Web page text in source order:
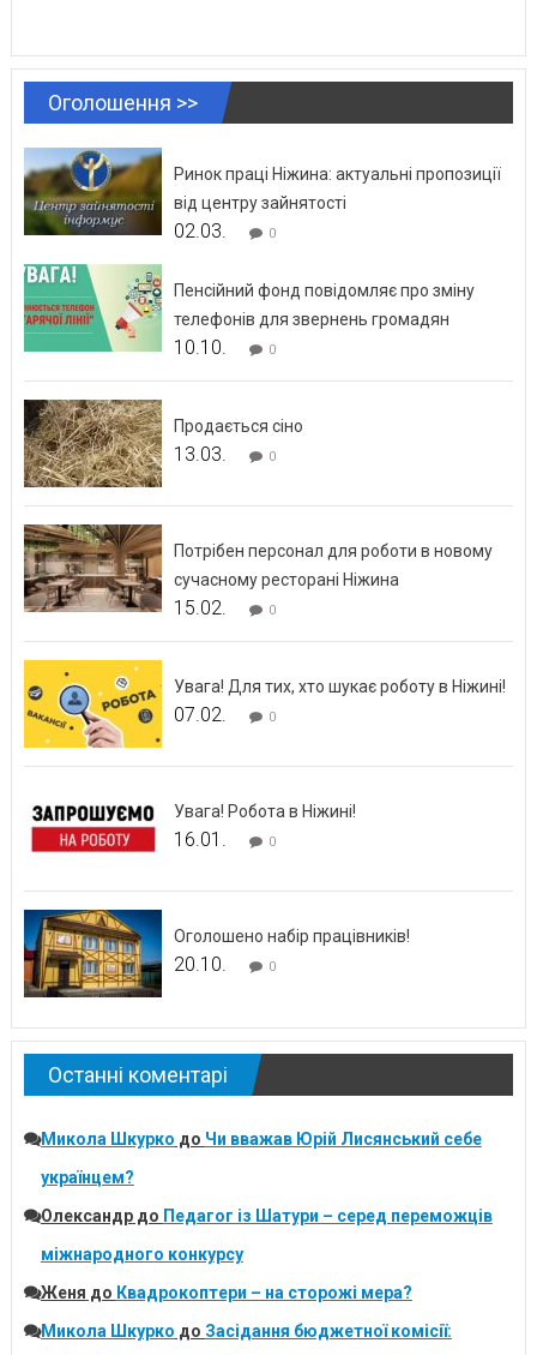
Оголошення >>
Ринок праці Ніжина: актуальні пропозиції
від центру зайнятості
02.03. 0
Пенсійний фонд повідомляє про зміну
телефонів для звернень громадян
10.10. 0
Продається сіно
13.03. 0
Потрібен персонал для роботи в новому
сучасному ресторані Ніжина
15.02. 0
Увага! Для тих, хто шукає роботу в Ніжині!
07.02. 0
Увага! Робота в Ніжині!
16.01. 0
Оголошено набір працівників!
20.10. 0
Останні коментарі
Микола Шкурко до Чи вважав Юрій Лисянський себе
українцем?
Олександрдо Педагог із Шатури – серед переможців
міжнародного конкурсу
Женя до Квадрокоптери – на сторожі мера?
Микола Шкурко до Засідання бюджетної комісії: